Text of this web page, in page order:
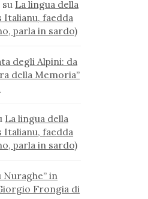
su La lingua della
Italianu, faedda
parla in sardo)
degli Alpini: da
della Memoria”
La lingua della
Italianu, faedda
parla in sardo)
Nuraghe” in
Frongia di